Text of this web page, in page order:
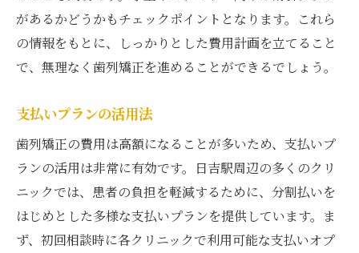
があるかどうかもチェックポイントとなります。これら
の情報をもとに、しっかりとした費用計画を立てること
で、無理なく歯列矯正を進めることができるでしょう。
支払いプランの活用法
歯列矯正の費用は高額になることが多いため、支払いプ
ランの活用は非常に有効です。日吉駅周辺の多くのクリ
ニックでは、患者の負担を軽減するために、分割払いを
はじめとした多様な支払いプランを提供しています。ま
ず、初回相談時に各クリニックで利用可能な支払いオプ